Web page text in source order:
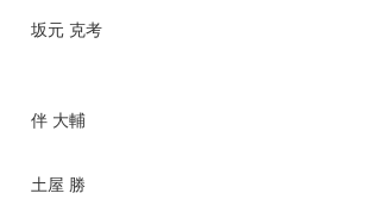
坂元 克考
伴 大輔
土屋 勝